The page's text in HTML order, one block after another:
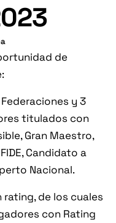
de
y 3
titulados con
Gran Maestro,
Candidato a
Nacional.
de los cuales
con Rating